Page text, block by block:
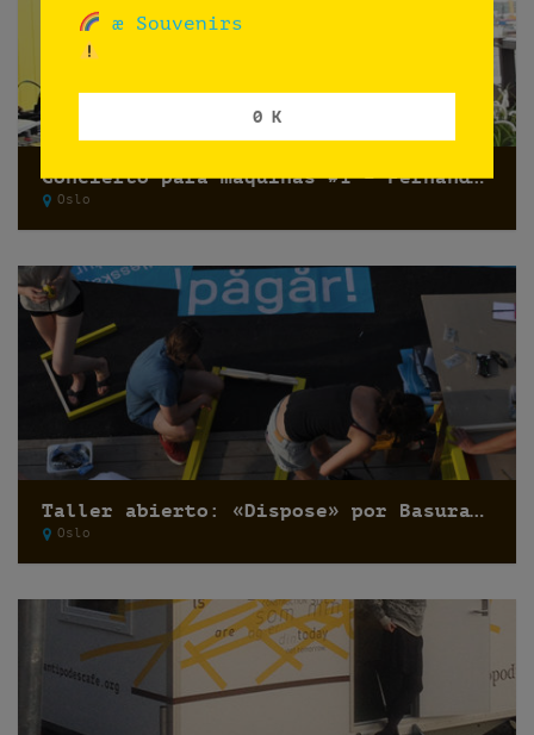
Concierto para máquinas #1 – Fernando Lagreca
Oslo
Taller abierto: «Dispose» por Basurama
Oslo
æ Souvenirs
0 K